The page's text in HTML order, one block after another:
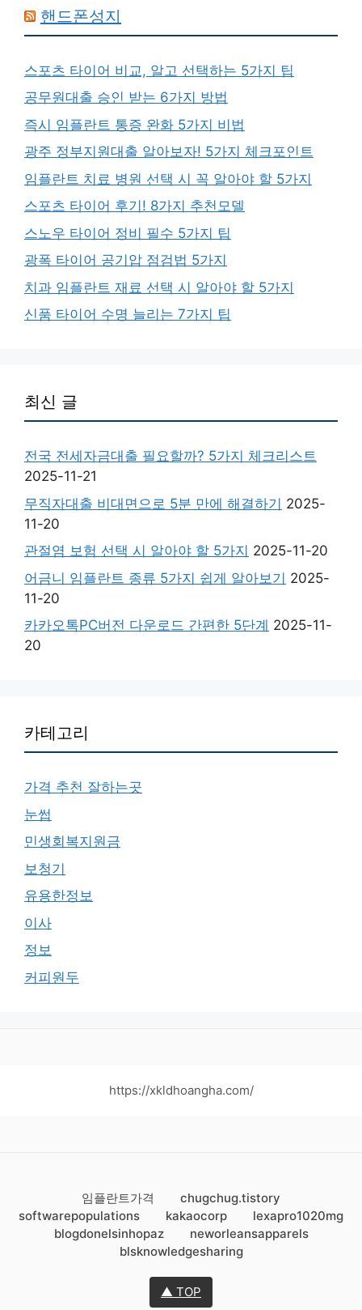
핸드폰성지
스포츠 타이어 비교, 알고 선택하는 5가지 팁
공무원대출 승인 받는 6가지 방법
즉시 임플란트 통증 완화 5가지 비법
광주 정부지원대출 알아보자! 5가지 체크포인트
임플란트 치료 병원 선택 시 꼭 알아야 할 5가지
스포츠 타이어 후기! 8가지 추천모델
스노우 타이어 정비 필수 5가지 팁
광폭 타이어 공기압 점검법 5가지
치과 임플란트 재료 선택 시 알아야 할 5가지
신품 타이어 수명 늘리는 7가지 팁
최신 글
전국 전세자금대출 필요할까? 5가지 체크리스트
2025-11-21
무직자대출 비대면으로 5분 만에 해결하기 2025-
11-20
관절염 보험 선택 시 알아야 할 5가지 2025-11-20
어금니 임플란트 종류 5가지 쉽게 알아보기 2025-
11-20
카카오톡PC버전 다운로드 간편한 5단계 2025-11-
20
카테고리
가격 추천 잘하는곳
눈썹
민생회복지원금
보청기
유용한정보
이사
정보
커피원두
https://xkldhoangha.com/
임플란트가격
chugchug.tistory
softwarepopulations
kakaocorp
lexapro1020mg
blogdonelsinhopaz
neworleansapparels
blsknowledgesharing
▲ TOP